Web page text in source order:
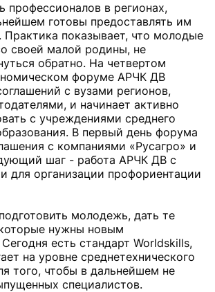
профессионалов в регионах,
готовы предоставлять им
Практика показывает, что молодые
своей малой родины, не
обратно. На четвертом
форуме АРЧК ДВ
с вузами регионов,
и начинает активно
с учреждениями среднего
В первый день форума
с компаниями «Русагро» и
шаг - работа АРЧК ДВ с
для организации профориентации
молодежь, дать те
нужны новым
есть стандарт Worldskills,
на уровне среднетехнического
того, чтобы в дальнейшем не
специалистов.